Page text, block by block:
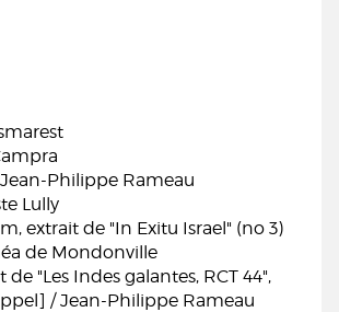
Philippe Rameau
Lully
extrait de "In Exitu Israel" (no 3)
de Mondonville
"Les Indes galantes, RCT 44",
/ Jean-Philippe Rameau